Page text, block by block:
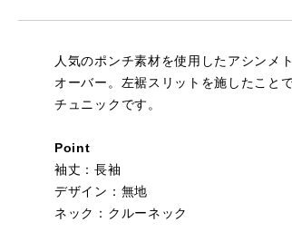
人気のポンチ素材を使用したアシンメ
オーバー。左裾スリットを施したこと
チュニックです。
Point
袖丈：長袖
デザイン：無地
ネック：クルーネック